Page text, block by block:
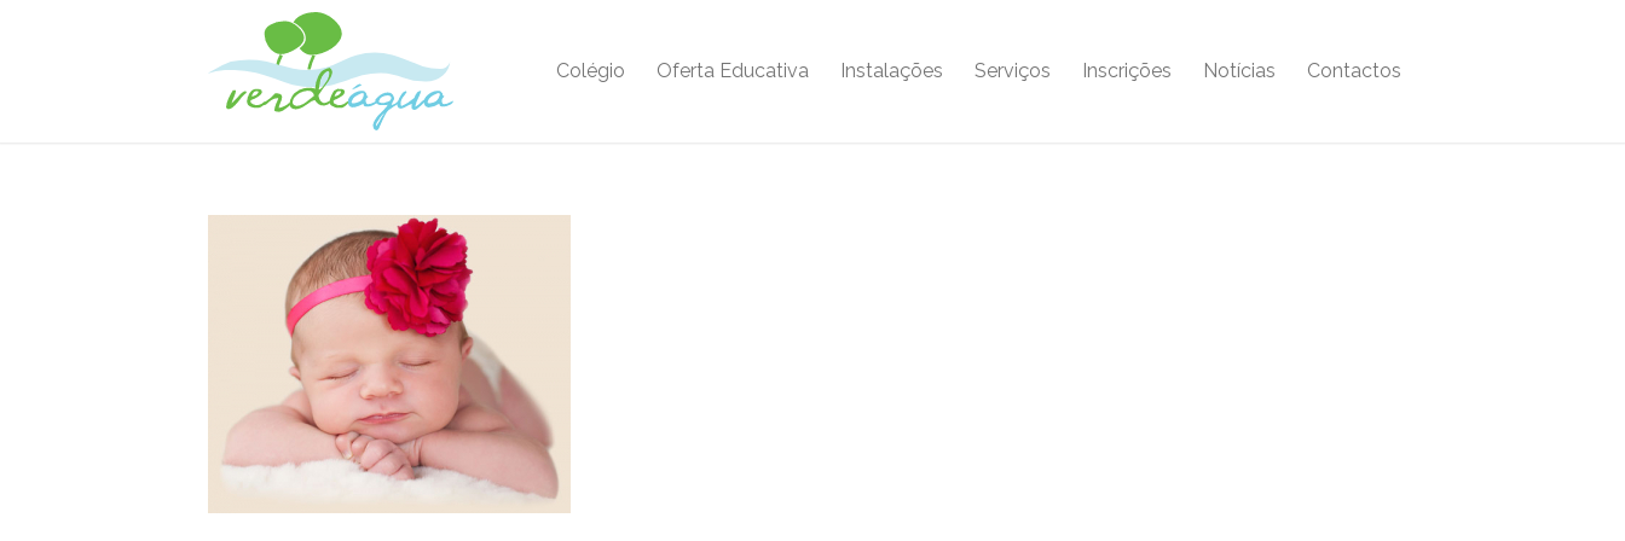
Colégio Oferta Educativa Instalações Serviços Inscrições Notícias Contactos